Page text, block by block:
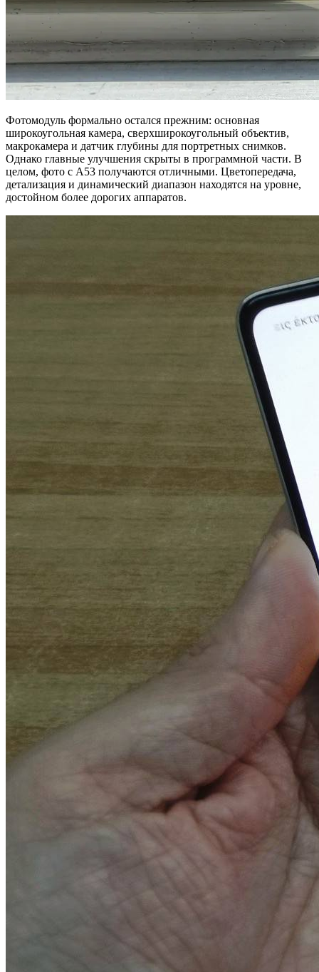
Фотомодуль формально остался прежним: основная
широкоугольная камера, сверхширокоугольный объектив,
макрокамера и датчик глубины для портретных снимков.
Однако главные улучшения скрыты в программной части. В
целом, фото с A53 получаются отличными. Цветопередача,
детализация и динамический диапазон находятся на уровне,
достойном более дорогих аппаратов.